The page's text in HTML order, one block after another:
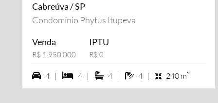
Cabreúva / SP
Condomínio Phytus Itupeva
Venda
R$ 1.950.000
IPTU
R$ 0
4 vagas na garagem
4 | 4 dormiórios
4 | 4 suítes
4 | 4 banheiros
4 | 240 m²